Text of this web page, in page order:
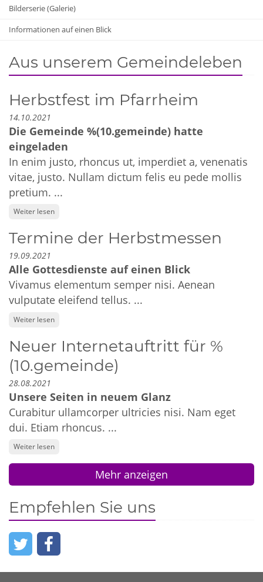
Bilderserie (Galerie)
Informationen auf einen Blick
Aus unserem Gemeindeleben
Herbstfest im Pfarrheim
14.10.2021
Die Gemeinde %(10.gemeinde) hatte
eingeladen
In enim justo, rhoncus ut, imperdiet a, venenatis
vitae, justo. Nullam dictum felis eu pede mollis
pretium. ...
Weiter lesen
Termine der Herbstmessen
19.09.2021
Alle Gottesdienste auf einen Blick
Vivamus elementum semper nisi. Aenean
vulputate eleifend tellus. ...
Weiter lesen
Neuer Internetauftritt für %
(10.gemeinde)
28.08.2021
Unsere Seiten in neuem Glanz
Curabitur ullamcorper ultricies nisi. Nam eget
dui. Etiam rhoncus. ...
Weiter lesen
Mehr anzeigen
Empfehlen Sie uns